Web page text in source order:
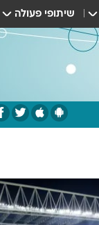
שיתופי פעולה